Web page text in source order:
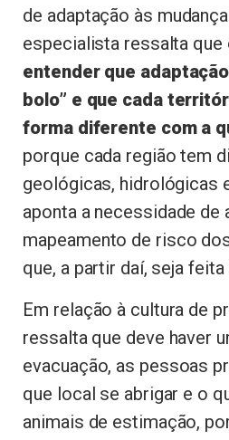
de adaptação às
especialista ressalta que
entender que
bolo” e que cada
forma diferente com a
porque cada região tem
geológicas, hidrológicas
aponta a necessidade de
mapeamento de risco
que, a partir daí, seja
Em relação à cultura de
ressalta que deve haver
evacuação, as pessoas
que local se abrigar e o
animais de estimação,